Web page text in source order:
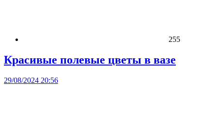
255
Красивые полевые цветы в вазе
29/08/2024 20:56